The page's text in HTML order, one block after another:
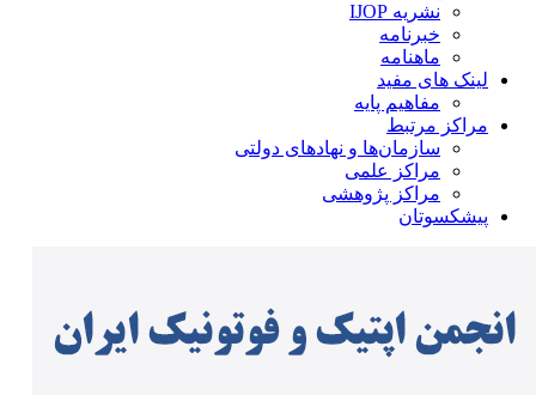
نشریه IJOP
خبرنامه
ماهنامه
لینک های مفید
مفاهیم پایه
مراکز مرتبط
سازمان‌ها و نهادهای دولتی
مراکز علمی
مراکز پژوهشی
پیشکسوتان